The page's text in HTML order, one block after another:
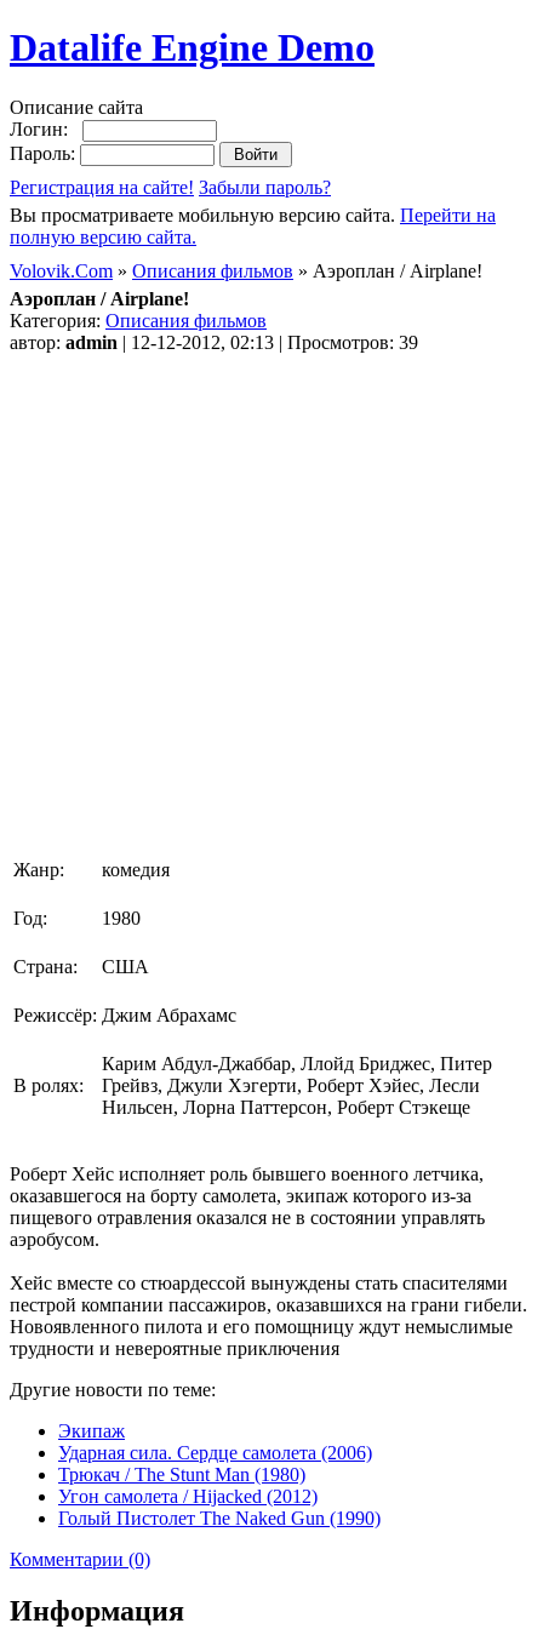
Datalife Engine Demo
Описание сайта
Логин:
Пароль:
Регистрация на сайте! Забыли пароль?
Вы просматриваете мобильную версию сайта. Перейти на
полную версию сайта.
Volovik.Com » Описания фильмов » Аэроплан / Airplane!
Аэроплан / Airplane!
Категория: Описания фильмов
автор: admin | 12-12-2012, 02:13 | Просмотров: 39
Жанр: комедия
Год: 1980
Страна: США
Режиссёр: Джим Абрахамс
В ролях:
Карим Абдул-Джаббар, Ллойд Бриджес, Питер
Грейвз, Джули Хэгерти, Роберт Хэйес, Лесли
Нильсен, Лорна Паттерсон, Роберт Стэкеще
Роберт Хейс исполняет роль бывшего военного летчика,
оказавшегося на борту самолета, экипаж которого из-за
пищевого отравления оказался не в состоянии управлять
аэробусом.
Хейс вместе со стюардессой вынуждены стать спасителями
пестрой компании пассажиров, оказавшихся на грани гибели.
Новоявленного пилота и его помощницу ждут немыслимые
трудности и невероятные приключения
Другие новости по теме:
Экипаж
Ударная сила. Сердце самолета (2006)
Трюкач / The Stunt Man (1980)
Угон самолета / Hijacked (2012)
Голый Пистолет The Naked Gun (1990)
Комментарии (0)
Информация